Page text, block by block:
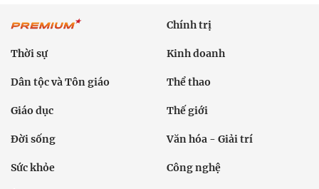
Chính trị
Thời sự Kinh doanh
Dân tộc và Tôn giáo Thể thao
Giáo dục Thế giới
Đời sống Văn hóa - Giải trí
Sức khỏe Công nghệ